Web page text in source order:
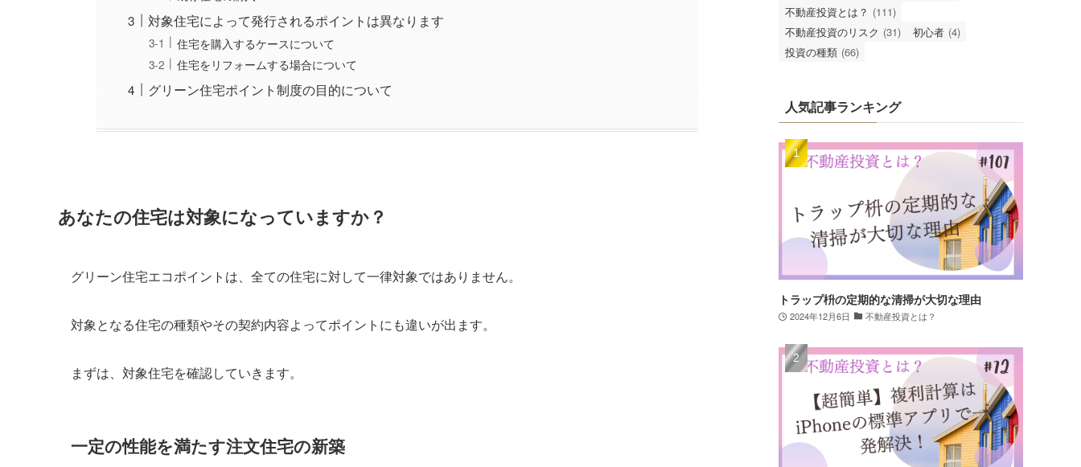
対象住宅によって発行されるポイントは異なります
住宅を購入するケースについて
住宅をリフォームする場合について
グリーン住宅ポイント制度の目的について
あなたの住宅は対象になっていますか？
グリーン住宅エコポイントは、全ての住宅に対して一律対象ではありません。
対象となる住宅の種類やその契約内容よってポイントにも違いが出ます。
まずは、対象住宅を確認していきます。
一定の性能を満たす注文住宅の新築
不動産投資とは？ (111)
不動産投資のリスク (31) 初心者 (4)
投資の種類 (66)
人気記事ランキング
トラップ枡の定期的な清掃が大切な理由
2024年12月6日 不動産投資とは？